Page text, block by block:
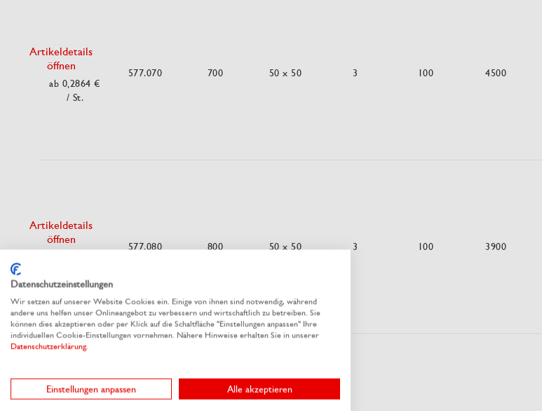
Artikeldetails
öffnen
ab 0,2864 €
/ St.
577.070 700 50 x 50 3 100 4500
Artikeldetails
öffnen
577.080 800 50 x 50 3 100 3900
Artikeldetails
Datenschutzeinstellungen
Wir setzen auf unserer Website Cookies ein. Einige von ihnen sind notwendig, während
andere uns helfen unser Onlineangebot zu verbessern und wirtschaftlich zu betreiben. Sie
können dies akzeptieren oder per Klick auf die Schaltfläche "Einstellungen anpassen" Ihre
individuellen Cookie-Einstellungen vornehmen. Nähere Hinweise erhalten Sie in unserer
Datenschutzerklärung.
Einstellungen anpassen Alle akzeptieren